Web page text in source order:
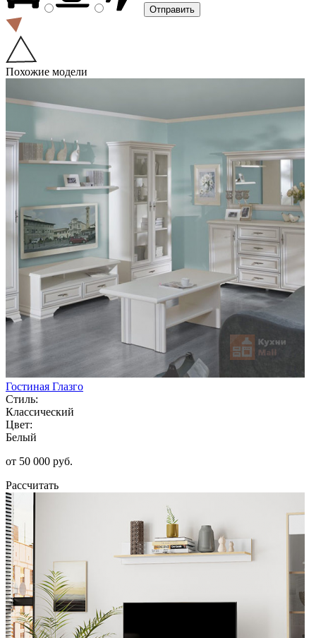
Похожие модели
Гостиная Глазго
Стиль:
Классический
Цвет:
Белый
от 50 000 руб.
Рассчитать